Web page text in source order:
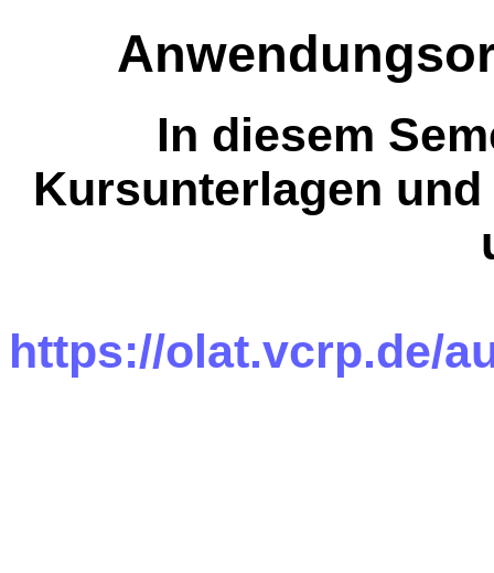
In diesem
Kursunterlagen
https://olat.vcrp.de/